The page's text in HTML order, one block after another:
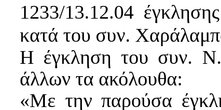
1233/13.12.04
κατά του συν.
Η έγκληση του συν.
άλλων τα ακόλουθα:
«Με την παρούσα